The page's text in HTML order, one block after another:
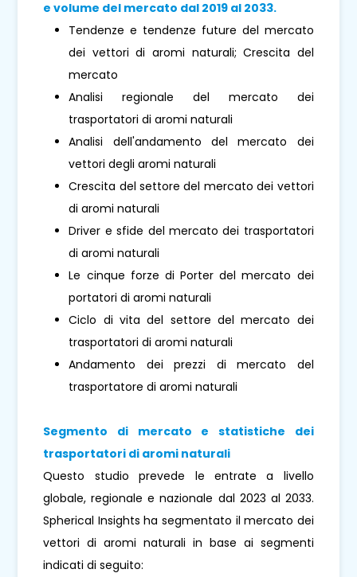
e volume del mercato dal 2019 al 2033.
Tendenze e tendenze future del mercato
dei vettori di aromi naturali; Crescita del
mercato
Analisi regionale del mercato dei
trasportatori di aromi naturali
Analisi dell'andamento del mercato dei
vettori degli aromi naturali
Crescita del settore del mercato dei vettori
di aromi naturali
Driver e sfide del mercato dei trasportatori
di aromi naturali
Le cinque forze di Porter del mercato dei
portatori di aromi naturali
Ciclo di vita del settore del mercato dei
trasportatori di aromi naturali
Andamento dei prezzi di mercato del
trasportatore di aromi naturali
Segmento di mercato e statistiche dei
trasportatori di aromi naturali
Questo studio prevede le entrate a livello
globale, regionale e nazionale dal 2023 al 2033.
Spherical Insights ha segmentato il mercato dei
vettori di aromi naturali in base ai segmenti
indicati di seguito: